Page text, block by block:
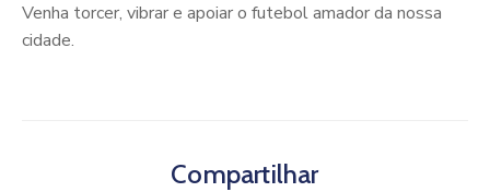
Venha torcer, vibrar e apoiar o futebol amador da nossa
cidade.
Compartilhar